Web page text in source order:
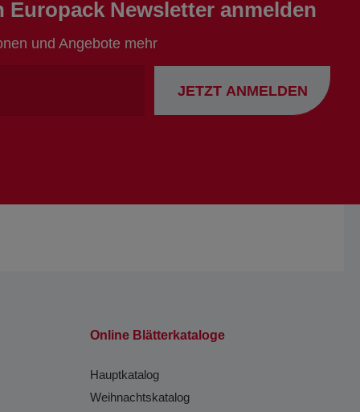
Europack Newsletter anmelden
und Angebote mehr
JETZT ANMELDEN
Online Blätterkataloge
Hauptkatalog
Weihnachtskatalog